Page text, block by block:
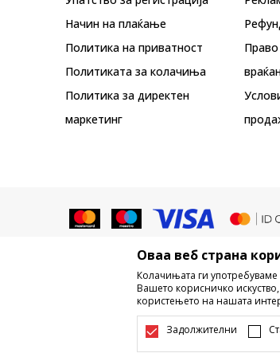
Начин на плаќање
Политика на приватност
Политиката за колачиња
Политика за директен
маркетинг
Не е дозволено
трговски марки,
Настојуваме
информации се
Оваа веб страна
Колачињата ги
Вашето корисничко
користењето на нашата
Задолжителни